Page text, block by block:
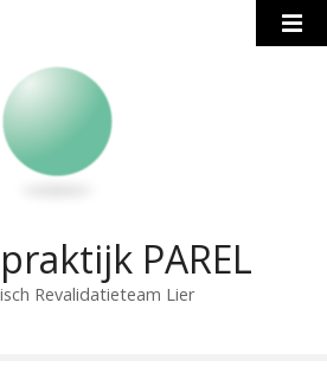
PAREL
Revalidatieteam Lier